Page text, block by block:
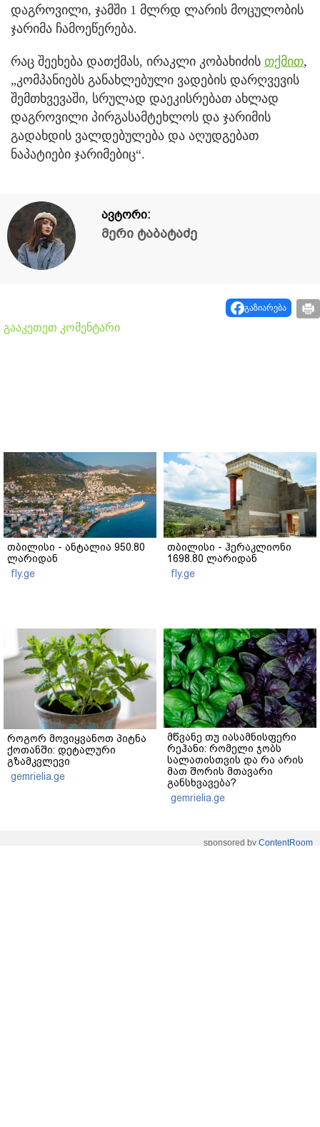
დაგროვილი, ჯამში 1 მლრდ ლარის მოცულობის
ჯარიმა ჩამოეწერება.
რაც შეეხება დათქმას, ირაკლი კობახიძის თქმით,
„კომპანიებს განახლებული ვადების დარღვევის
შემთხვევაში, სრულად დაეკისრებათ ახლად
დაგროვილი პირგასამტეხლოს და ჯარიმის
გადახდის ვალდებულება და აღუდგებათ
ნაპატიები ჯარიმებიც“.
ავტორი:
მერი ტაბატაძე
გაზიარება
გააკეთეთ კომენტარი
თბილისი - ანტალია 950.80
ლარიდან
fly.ge
თბილისი - ჰერაკლიონი
1698.80 ლარიდან
fly.ge
როგორ მოვიყვანოთ პიტნა
ქოთანში: დეტალური
გზამკვლევი
gemrielia.ge
მწვანე თუ იასამნისფერი
რეჰანი: რომელი ჯობს
სალათისთვის და რა არის
მათ შორის მთავარი
განსხვავება?
gemrielia.ge
sponsored by ContentRoom